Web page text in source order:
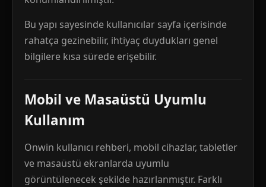
Bu yapı sayesinde kullanıcılar sayfa içerisinde
rahatça gezinebilir, ihtiyaç duydukları genel
bilgilere kısa sürede erişebilir.
Mobil ve Masaüstü Uyumlu
Kullanım
Onwin kullanıcı rehberi, mobil cihazlar, tabletler
ve masaüstü ekranlarda uyumlu
görüntülenecek şekilde hazırlanmıştır. Farklı